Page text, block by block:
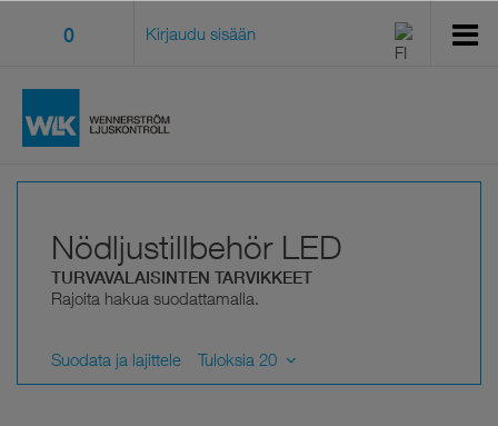
0 Kirjaudu sisään
Nödljustillbehör LED
TURVAVALAISINTEN TARVIKKEET
Rajoita hakua suodattamalla.
Suodata ja lajittele Tuloksia 20